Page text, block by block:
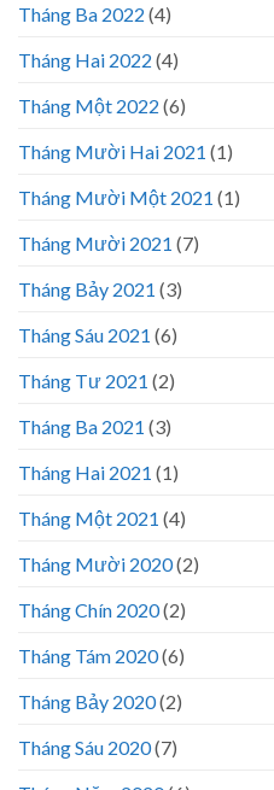
Tháng Ba 2022 (4)
Tháng Hai 2022 (4)
Tháng Một 2022 (6)
Tháng Mười Hai 2021 (1)
Tháng Mười Một 2021 (1)
Tháng Mười 2021 (7)
Tháng Bảy 2021 (3)
Tháng Sáu 2021 (6)
Tháng Tư 2021 (2)
Tháng Ba 2021 (3)
Tháng Hai 2021 (1)
Tháng Một 2021 (4)
Tháng Mười 2020(2)
Tháng Chín 2020(2)
Tháng Tám 2020(6)
Tháng Bảy 2020(2)
Tháng Sáu 2020(7)